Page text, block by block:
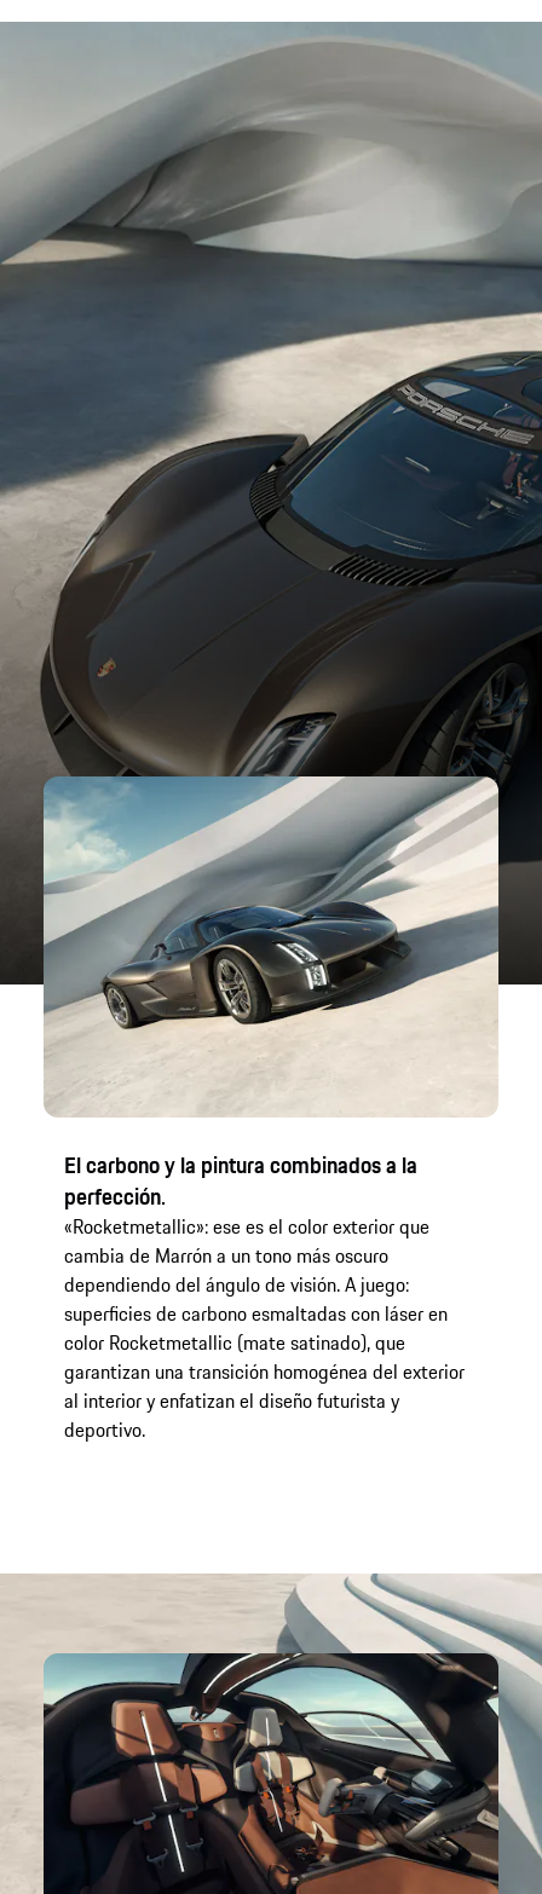
The Call of Tomorrow.
La visión de diseño del mañana.
Carrocería plana, forma escultural, diseño cerrado:
el diseño exterior del Mission X es a la vez
innovador y típico de la marca. Desde la firma
luminosa hasta las puertas de Le Mans y el alerón
adaptativo integrado.
El carbono y la pintura combinados a la
perfección.
«Rocketmetallic»: ese es el color exterior que
cambia de Marrón a un tono más oscuro
dependiendo del ángulo de visión. A juego:
superficies de carbono esmaltadas con láser en
color Rocketmetallic (mate satinado), que
garantizan una transición homogénea del exterior
al interior y enfatizan el diseño futurista y
deportivo.